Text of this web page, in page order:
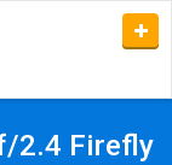
2.4 Firefly